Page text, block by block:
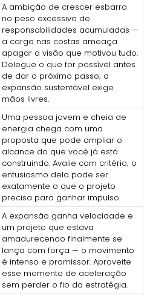
A ambição de crescer esbarra
no peso excessivo de
responsabilidades acumuladas —
a carga nas costas ameaça
apagar a visão que motivou tudo.
Delegue o que for possível antes
de dar o próximo passo; a
expansão sustentável exige
mãos livres.
Uma pessoa jovem e cheia de
energia chega com uma
proposta que pode ampliar o
alcance do que você já está
construindo. Avalie com critério; o
entusiasmo dela pode ser
exatamente o que o projeto
precisa para ganhar impulso.
A expansão ganha velocidade e
um projeto que estava
amadurecendo finalmente se
lança com força — o movimento
é intenso e promissor. Aproveite
esse momento de aceleração
sem perder o fio da estratégia.